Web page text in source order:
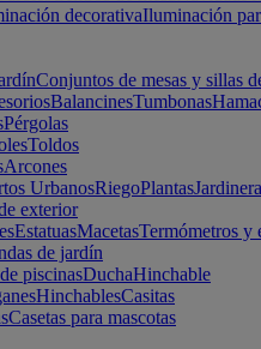
decorativaIluminación
Conjuntos de mesas y sillas
BalancinesTumbonas
Pérgolas
Toldos
Arcones
UrbanosRiegoPlantas
exterior
EstatuasMacetasTermómetros y
de jardín
piscinasDuchaHinchable
HinchablesCasitas
Casetas para mascotas